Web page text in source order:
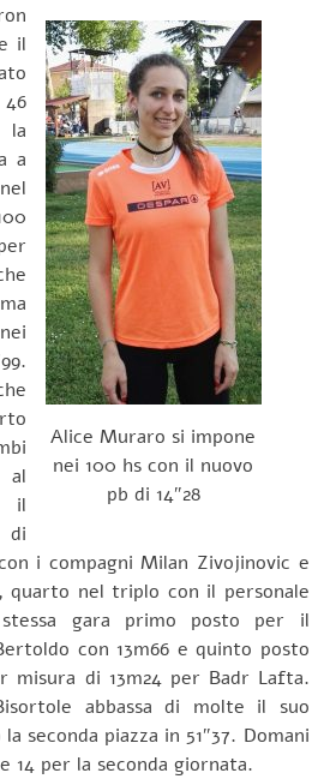
Alice Muraro si impone
nei 100 hs con il nuovo
pb di 14″28
il
la
a
al
il
di
i compagni Milan Zivojinovic e
quarto nel triplo con il personale
gara primo posto per il
con 13m66 e quinto posto
misura di 13m24 per Badr Lafta.
abbassa di molte il suo
seconda piazza in 51″37. Domani
14 per la seconda giornata.